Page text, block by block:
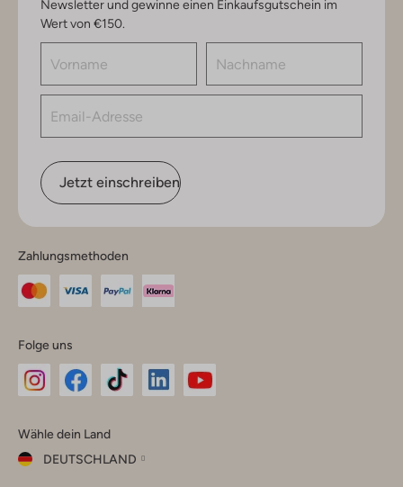
Newsletter und gewinne einen Einkaufsgutschein im
Wert von €150.
Jetzt einschreiben
Zahlungsmethoden
Folge uns
Instagram
Facebook
TikTok
Wähle dein Land
DEUTSCHLAND